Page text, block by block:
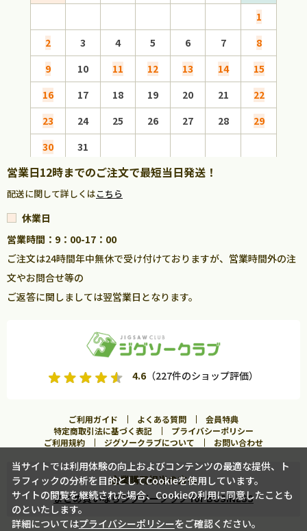
1
2
3 4 5 6 7
8
9
10 11 12 13 14
15
16
17 18 19 20 21
22
23
24 25 26 27 28
29
30
31
営業日12時までのご注文で最短当日発送！
配送に関して詳しくはこちら
休業日
営業時間：9：00-17：00
ご注文は24時間年中無休で受け付けておりますが、営業時間外の注
文やお問合せ等の
ご返答に関しましては翌営業日となります。
4.6（227件のショップ評価）
ご利用ガイド よくある質問
会員特典
特定商取引法に基づく表記
プライバシーポリシー
ご利用規約
ジグソークラブについて お問い合わせ
企業購買担当の方へ
まとめ買いならジグソークラブ for BUSINESS
当サイトでは利用体験の向上およびコンテンツの最適な提供、ト
ラフィックの分析を目的としてCookieを使用しています。
サイトの閲覧を継続された場合、Cookieの利用に同意したことも
のといたします。
詳細についてはプライバシーポリシーをご確認ください。